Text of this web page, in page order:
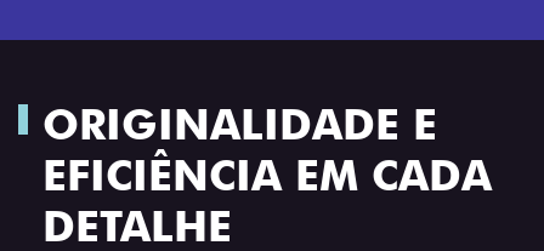
EFICIÊNCIA EM CADA
DETALHE